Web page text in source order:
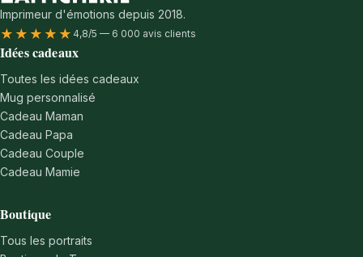
Imprimeur d'émotions depuis 2018.
★★★★★ 4,8/5 — 6 000 avis clients
Idées cadeaux
Toutes les idées cadeaux
Mug personnalisé
Cadeau Maman
Cadeau Papa
Cadeau Couple
Cadeau Mamie
Boutique
Tous les portraits